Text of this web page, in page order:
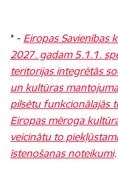
* - Eiropas Savienības
2027. gadam 5.1.1.
teritorijas integrētās
un kultūras
pilsētu funkcionālajās
Eiropas mēroga
veicinātu to
īstenošanas noteikumi.